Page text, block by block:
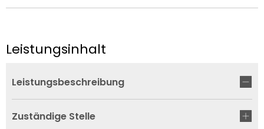
Leistungsinhalt
Leistungsbeschreibung
Zuständige Stelle